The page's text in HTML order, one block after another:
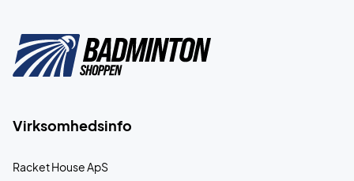
Virksomhedsinfo
Racket House ApS